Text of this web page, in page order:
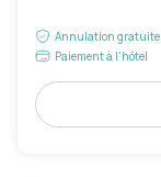
Annulation gratuite
Paiement à l'hôtel